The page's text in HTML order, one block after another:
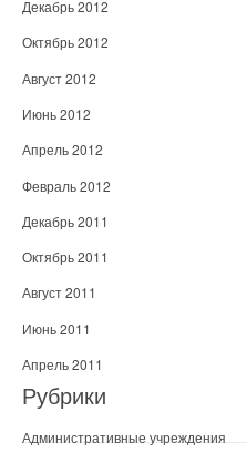
Декабрь 2012
Октябрь 2012
Август 2012
Июнь 2012
Апрель 2012
Февраль 2012
Декабрь 2011
Октябрь 2011
Август 2011
Июнь 2011
Апрель 2011
Рубрики
Административные учреждения